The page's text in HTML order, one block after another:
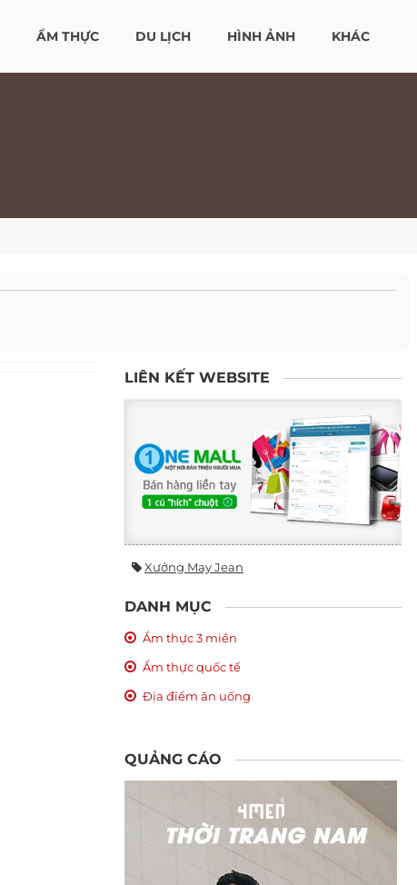
ẨM THỰC DU LỊCH HÌNH ẢNH KHÁC
LIÊN KẾT WEBSITE
Xưởng May Jean
DANH MỤC
Ẩm thực 3 miền
Ẩm thực quốc tế
Địa điểm ăn uống
QUẢNG CÁO